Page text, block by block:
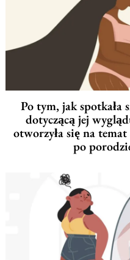
Po tym, jak spotkała
dotyczącą jej
otworzyła się na temat
po